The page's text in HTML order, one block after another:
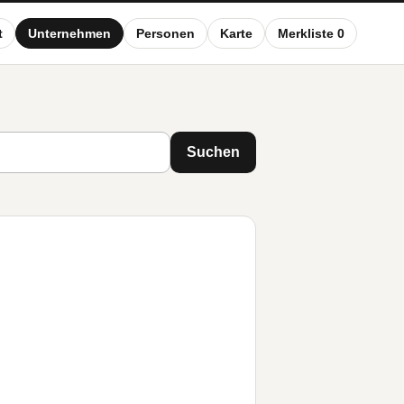
Unternehmen Personen Karte Merkliste 0
Suchen